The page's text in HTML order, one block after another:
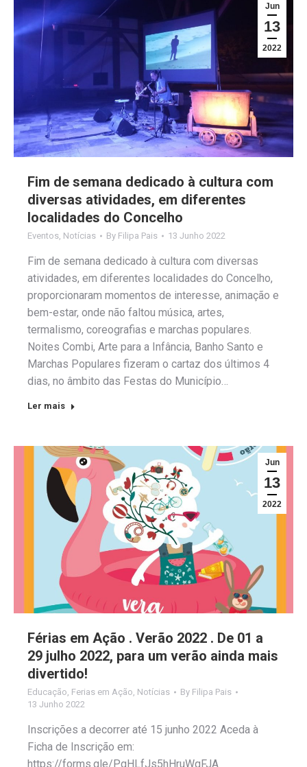
Jun
13
2022
Fim de semana dedicado à cultura com
diversas atividades, em diferentes
localidades do Concelho
Eventos, Notícias By Filipa Pais 13 Junho 2022
Fim de semana dedicado à cultura com diversas
atividades, em diferentes localidades do Concelho,
proporcionaram momentos de interesse, animação e
bem-estar, onde não faltou música, artes,
termalismo, coreografias e marchas populares.
Noites Combi, Arte para a Infância, Banho Santo e
Marchas Populares fizeram o cartaz dos últimos 4
dias, no âmbito das Festas do Município…
Ler mais
Jun
13
2022
Férias em Ação . Verão 2022 . De 01 a
29 julho 2022, para um verão ainda mais
divertido!
Educação, Ferias em Ação, Notícias By Filipa Pais
13 Junho 2022
Inscrições a decorrer até 15 junho 2022 Aceda à
Ficha de Inscrição em:
https://forms.gle/PgHLfJs5hHruWqFJA